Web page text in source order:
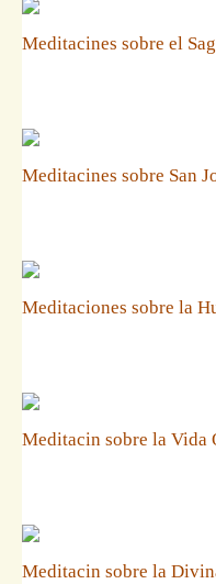
Meditacines sobre el
Meditacines sobre San
Meditaciones sobre la
Meditacin sobre la Vida
Meditacin sobre la